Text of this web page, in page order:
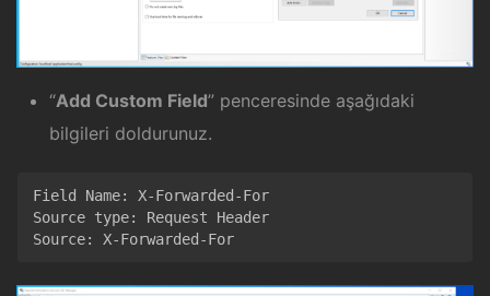
“Add Custom Field” penceresinde aşağıdaki
bilgileri doldurunuz.
Field Name: X-Forwarded-For
Source type: Request Header
Source: X-Forwarded-For